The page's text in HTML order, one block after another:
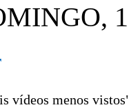
vídeos menos